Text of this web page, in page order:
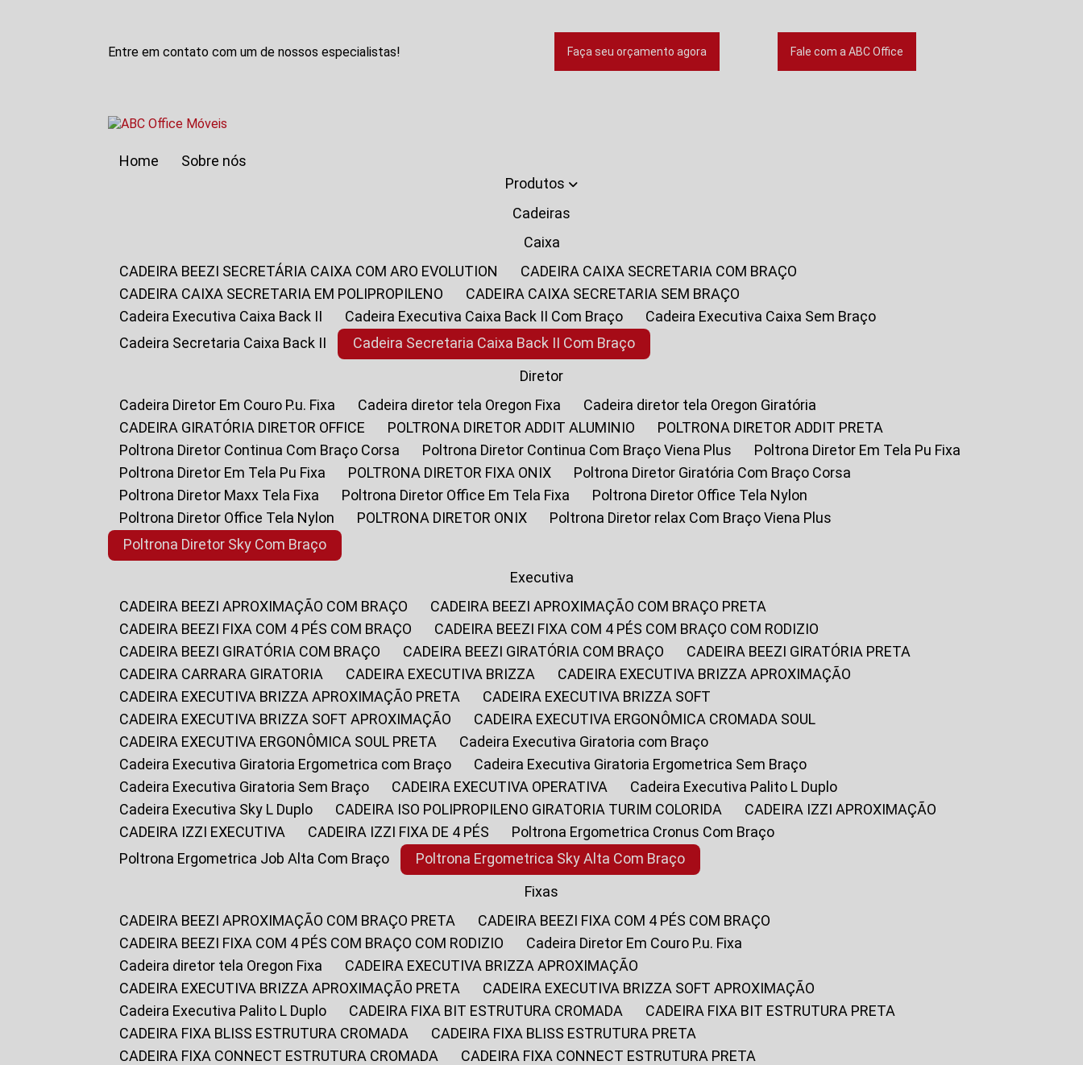
Entre em contato com um de nossos especialistas! Faça seu orçamento agora Fale com a ABC Office
Home
Sobre nós
Produtos
Cadeiras
Caixa
CADEIRA BEEZI SECRETÁRIA CAIXA COM ARO EVOLUTION
CADEIRA CAIXA SECRETARIA COM BRAÇO
CADEIRA CAIXA SECRETARIA EM POLIPROPILENO
CADEIRA CAIXA SECRETARIA SEM BRAÇO
Cadeira Executiva Caixa Back II
Cadeira Executiva Caixa Back II Com Braço
Cadeira Executiva Caixa Sem Braço
Cadeira Secretaria Caixa Back II
Cadeira Secretaria Caixa Back II Com Braço
Diretor
Cadeira Diretor Em Couro P.u. Fixa
Cadeira diretor tela Oregon Fixa
Cadeira diretor tela Oregon Giratória
CADEIRA GIRATÓRIA DIRETOR OFFICE
POLTRONA DIRETOR ADDIT ALUMINIO
POLTRONA DIRETOR ADDIT PRETA
Poltrona Diretor Continua Com Braço Corsa
Poltrona Diretor Continua Com Braço Viena Plus
Poltrona Diretor Em Tela Pu Fixa
Poltrona Diretor Em Tela Pu Fixa
POLTRONA DIRETOR FIXA ONIX
Poltrona Diretor Giratória Com Braço Corsa
Poltrona Diretor Maxx Tela Fixa
Poltrona Diretor Office Em Tela Fixa
Poltrona Diretor Office Tela Nylon
Poltrona Diretor Office Tela Nylon
POLTRONA DIRETOR ONIX
Poltrona Diretor relax Com Braço Viena Plus
Poltrona Diretor Sky Com Braço
Executiva
CADEIRA BEEZI APROXIMAÇÃO COM BRAÇO
CADEIRA BEEZI APROXIMAÇÃO COM BRAÇO PRETA
CADEIRA BEEZI FIXA COM 4 PÉS COM BRAÇO
CADEIRA BEEZI FIXA COM 4 PÉS COM BRAÇO COM RODIZIO
CADEIRA BEEZI GIRATÓRIA COM BRAÇO
CADEIRA BEEZI GIRATÓRIA COM BRAÇO
CADEIRA BEEZI GIRATÓRIA PRETA
CADEIRA CARRARA GIRATORIA
CADEIRA EXECUTIVA BRIZZA
CADEIRA EXECUTIVA BRIZZA APROXIMAÇÃO
CADEIRA EXECUTIVA BRIZZA APROXIMAÇÃO PRETA
CADEIRA EXECUTIVA BRIZZA SOFT
CADEIRA EXECUTIVA BRIZZA SOFT APROXIMAÇÃO
CADEIRA EXECUTIVA ERGONÔMICA CROMADA SOUL
CADEIRA EXECUTIVA ERGONÔMICA SOUL PRETA
Cadeira Executiva Giratoria com Braço
Cadeira Executiva Giratoria Ergometrica com Braço
Cadeira Executiva Giratoria Ergometrica Sem Braço
Cadeira Executiva Giratoria Sem Braço
CADEIRA EXECUTIVA OPERATIVA
Cadeira Executiva Palito L Duplo
Cadeira Executiva Sky L Duplo
CADEIRA ISO POLIPROPILENO GIRATORIA TURIM COLORIDA
CADEIRA IZZI APROXIMAÇÃO
CADEIRA IZZI EXECUTIVA
CADEIRA IZZI FIXA DE 4 PÉS
Poltrona Ergometrica Cronus Com Braço
Poltrona Ergometrica Job Alta Com Braço
Poltrona Ergometrica Sky Alta Com Braço
Fixas
CADEIRA BEEZI APROXIMAÇÃO COM BRAÇO PRETA
CADEIRA BEEZI FIXA COM 4 PÉS COM BRAÇO
CADEIRA BEEZI FIXA COM 4 PÉS COM BRAÇO COM RODIZIO
Cadeira Diretor Em Couro P.u. Fixa
Cadeira diretor tela Oregon Fixa
CADEIRA EXECUTIVA BRIZZA APROXIMAÇÃO
CADEIRA EXECUTIVA BRIZZA APROXIMAÇÃO PRETA
CADEIRA EXECUTIVA BRIZZA SOFT APROXIMAÇÃO
Cadeira Executiva Palito L Duplo
CADEIRA FIXA BIT ESTRUTURA CROMADA
CADEIRA FIXA BIT ESTRUTURA PRETA
CADEIRA FIXA BLISS ESTRUTURA CROMADA
CADEIRA FIXA BLISS ESTRUTURA PRETA
CADEIRA FIXA CONNECT ESTRUTURA CROMADA
CADEIRA FIXA CONNECT ESTRUTURA PRETA